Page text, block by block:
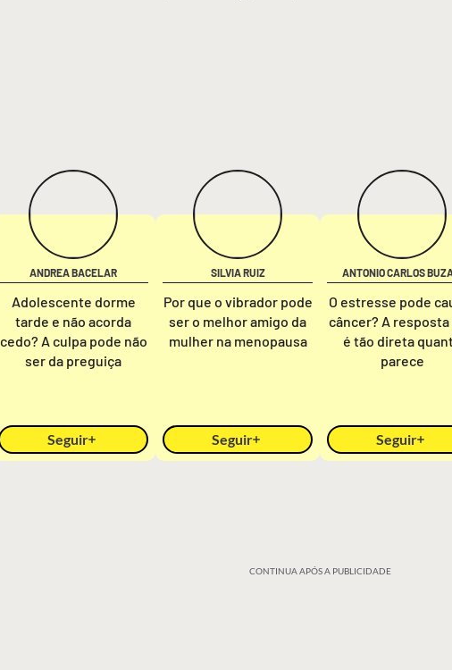
ANDREA BACELAR
Adolescente dorme
tarde e não acorda
cedo? A culpa pode não
ser da preguiça
Seguir
SILVIA RUIZ
Por que o vibrador pode
ser o melhor amigo da
mulher na menopausa
Seguir
ANTONIO CARLOS
O estresse pode
câncer? A resposta
é tão direta
parece
Seguir
CONTINUA APÓS A PUBLICIDADE